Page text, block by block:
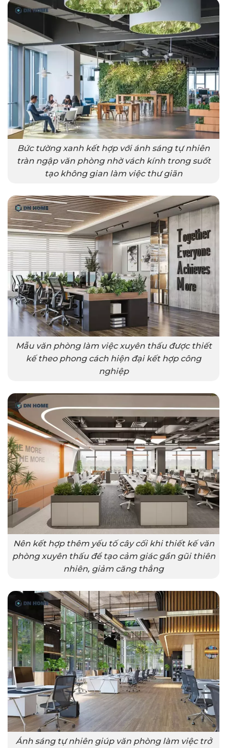
Bức tường xanh kết hợp với ánh sáng tự nhiên
tràn ngập văn phòng nhờ vách kính trong suốt
tạo không gian làm việc thư giãn
Mẫu văn phòng làm việc xuyên thấu được thiết
kế theo phong cách hiện đại kết hợp công
nghiệp
Nên kết hợp thêm yếu tố cây cối khi thiết kế văn
phòng xuyên thấu để tạo cảm giác gần gũi thiên
nhiên, giảm căng thẳng
Ánh sáng tự nhiên giúp văn phòng làm việc trở